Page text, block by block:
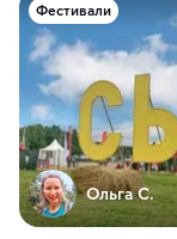
Фестивали
Ольга С.